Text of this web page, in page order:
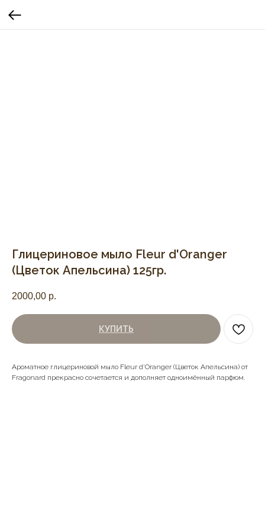
Глицериновое мыло Fleur d'Oranger
(Цветок Апельсина) 125гр.
2000,00 р.
КУПИТЬ
Ароматное глицериновой мыло Fleur d'Oranger (Цветок Апельсина) от
Fragonard прекрасно сочетается и дополняет одноимённый парфюм.